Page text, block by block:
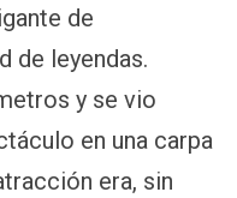
de
de leyendas.
y se vio
en una carpa
era, sin